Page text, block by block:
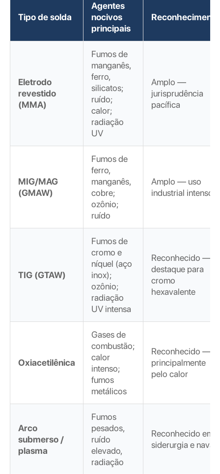
Tipo de solda
Agentes
nocivos
principais
Reconhecimento
Eletrodo
revestido
(MMA)
Fumos de
manganês,
ferro,
silicatos;
ruído;
calor;
radiação
UV
Amplo —
jurisprudência
pacífica
MIG/MAG
(GMAW)
Fumos de
ferro,
manganês,
cobre;
ozônio;
ruído
Amplo — uso
industrial intenso
TIG (GTAW)
Fumos de
cromo e
níquel (aço
inox);
ozônio;
radiação
UV intensa
Reconhecido —
destaque para
cromo
hexavalente
Oxiacetilênica
Gases de
combustão;
calor
intenso;
fumos
metálicos
Reconhecido —
principalmente
pelo calor
Arco
submerso /
plasma
Fumos
pesados,
ruído
elevado,
radiação
Reconhecido em
siderurgia e naval